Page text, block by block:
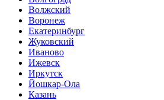
Волжский
Воронеж
Екатеринбург
Жуковский
Иваново
Ижевск
Иркутск
Йошкар-Ола
Казань